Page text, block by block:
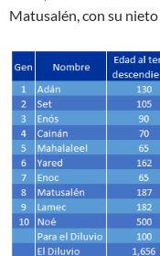
Matusalén, con su